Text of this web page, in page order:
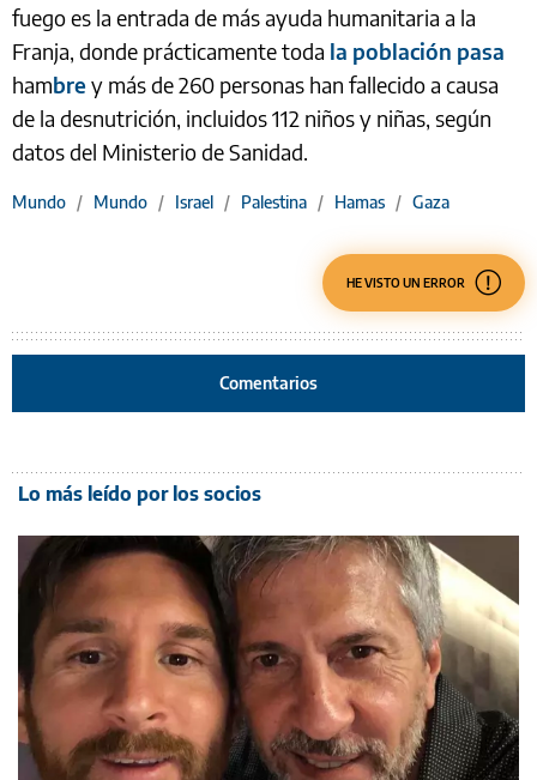
fuego es la entrada de más ayuda humanitaria a la
Franja, donde prácticamente toda la población pasa
hambrey más de 260 personas han fallecido a causa
de la desnutrición, incluidos 112 niños y niñas, según
datos del Ministerio de Sanidad.
Mundo / Mundo / Israel / Palestina / Hamas / Gaza
HE VISTO UN ERROR
Comentarios
Lo más leído por los socios